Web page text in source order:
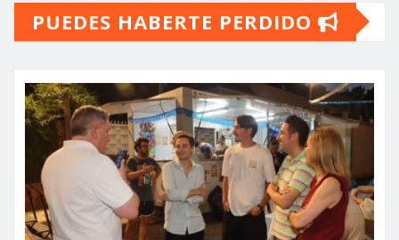
PUEDES HABERTE PERDIDO